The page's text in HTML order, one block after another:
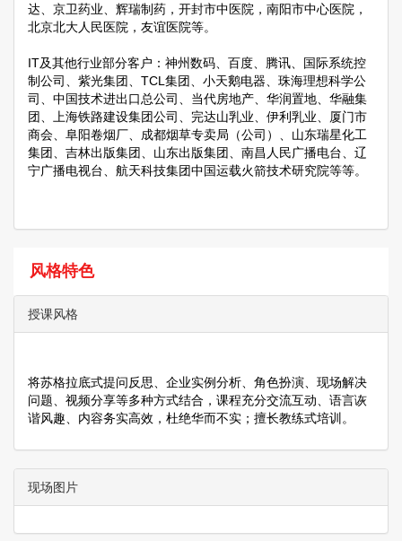
达、京卫药业、辉瑞制药，开封市中医院，南阳市中心医院，
北京北大人民医院，友谊医院等。
IT及其他行业部分客户：神州数码、百度、腾讯、国际系统控
制公司、紫光集团、TCL集团、小天鹅电器、珠海理想科学公
司、中国技术进出口总公司、当代房地产、华润置地、华融集
团、上海铁路建设集团公司、完达山乳业、伊利乳业、厦门市
商会、阜阳卷烟厂、成都烟草专卖局（公司）、山东瑞星化工
集团、吉林出版集团、山东出版集团、南昌人民广播电台、辽
宁广播电视台、航天科技集团中国运载火箭技术研究院等等。
风格特色
授课风格
将苏格拉底式提问反思、企业实例分析、角色扮演、现场解决
问题、视频分享等多种方式结合，课程充分交流互动、语言诙
谐风趣、内容务实高效，杜绝华而不实；擅长教练式培训。
现场图片